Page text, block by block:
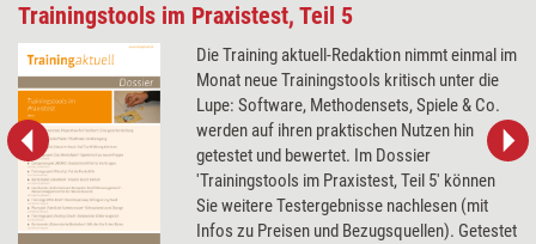
Trainingstools im Praxistest, Teil 5
Die Training aktuell-Redaktion nimmt einmal im
Monat neue Trainingstools kritisch unter die
Lupe: Software, Methodensets, Spiele & Co.
werden auf ihren praktischen Nutzen hin
getestet und bewertet. Im Dossier
'Trainingstools im Praxistest, Teil 5' können
Sie weitere Testergebnisse nachlesen (mit
Infos zu Preisen und Bezugsquellen). Getestet